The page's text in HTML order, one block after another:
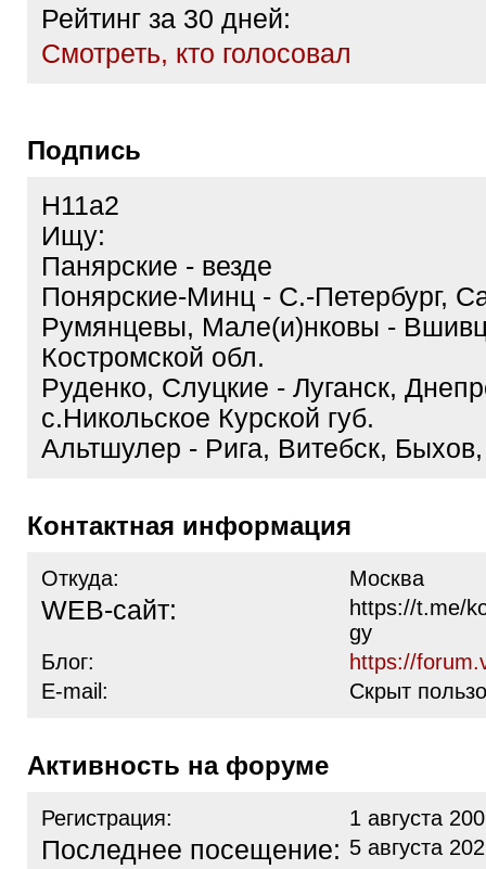
Рейтинг за 30 дней:
Cмотреть, кто голосовал
Подпись
H11a2
Ищу:
Панярские - везде
Понярские-Минц - С.-Петербург,
Румянцевы, Мале(и)нковы -
Костромской обл.
Руденко, Слуцкие - Луганск,
с.Никольское Курской губ.
Альтшулер - Рига, Витебск,
Контактная информация
Откуда: Москва
WEB-сайт:
https://t.me/
gy
Блог:
https://
E-mail:
Скрыт
Активность на форуме
Регистрация: 1 августа
Последнее посещение: 5 августа